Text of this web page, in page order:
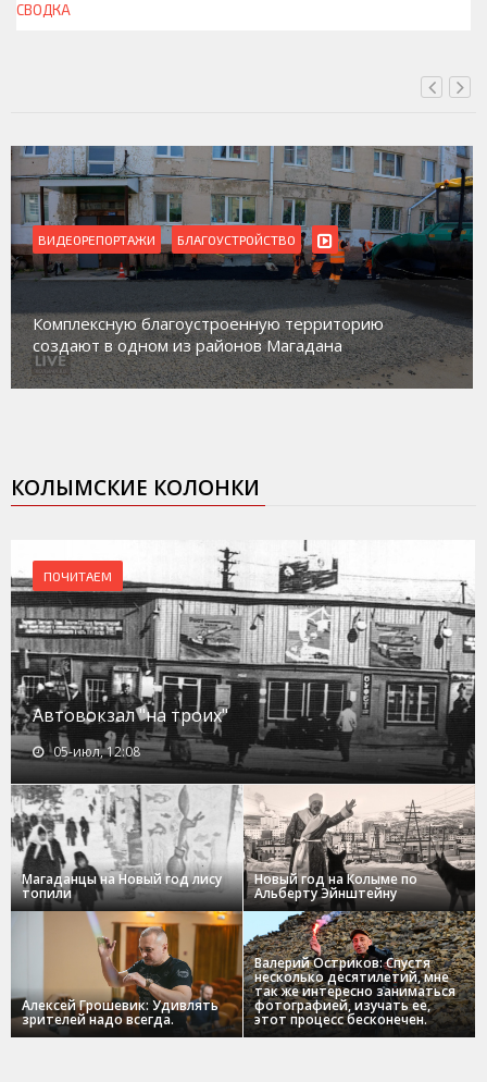
СЕГОДНЯ, 13:00
СВОДКА
ВИДЕОРЕПОРТАЖИ БЛАГОУСТРОЙСТВО
Комплексную благоустроенную территорию
создают в одном из районов Магадана
КОЛЫМСКИЕ КОЛОНКИ
ПОЧИТАЕМ
Автовокзал "на троих"
05-июл, 12:08
Магаданцы на Новый год лису
топили
Новый год на Колыме по
Альберту Эйнштейну
Алексей Грошевик: Удивлять
зрителей надо всегда.
Валерий Остриков: Спустя
несколько десятилетий, мне
так же интересно заниматься
фотографией, изучать ее,
этот процесс бесконечен.